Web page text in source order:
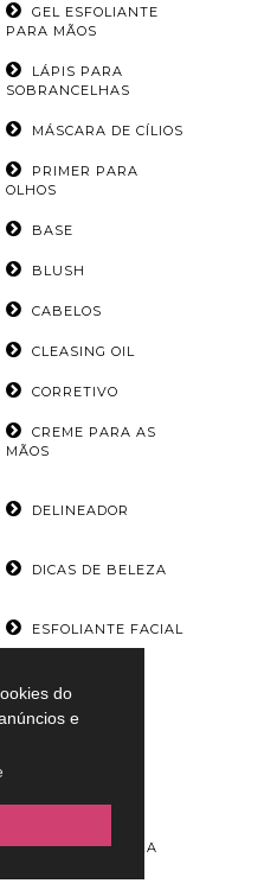
do
e
GEL ESFOLIANTE
PARA MÃOS
LÁPIS PARA
SOBRANCELHAS
MÁSCARA DE CÍLIOS
PRIMER PARA
OLHOS
BASE
BLUSH
CABELOS
CLEASING OIL
CORRETIVO
CREME PARA AS
MÃOS
DELINEADOR
DICAS DE BELEZA
ESFOLIANTE FACIAL
ESPONJA DE
MAQUIAGEM
GEL DE LIMPEZA